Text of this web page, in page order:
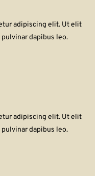
adipiscing elit. Ut elit
dapibus leo.
adipiscing elit. Ut elit
dapibus leo.